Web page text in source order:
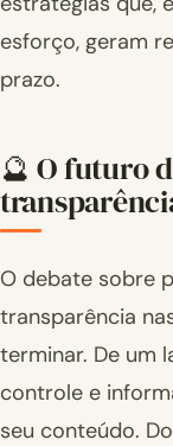
esforço, geram
prazo.
🔮 O futuro
O debate sobre
transparência
terminar. De um
controle e
seu conteúdo.